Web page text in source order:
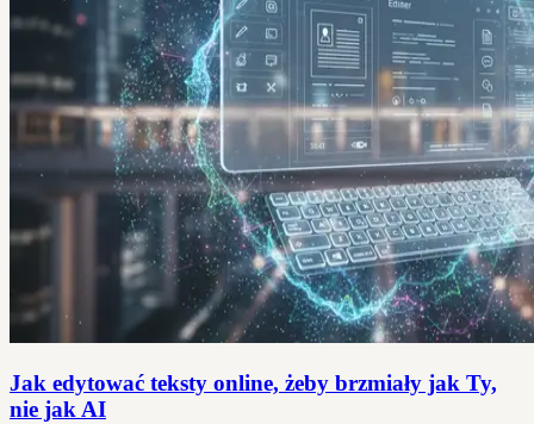
Jak edytować teksty online, żeby brzmiały jak Ty,
nie jak AI